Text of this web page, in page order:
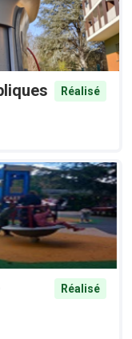
Réalisé
Réalisé